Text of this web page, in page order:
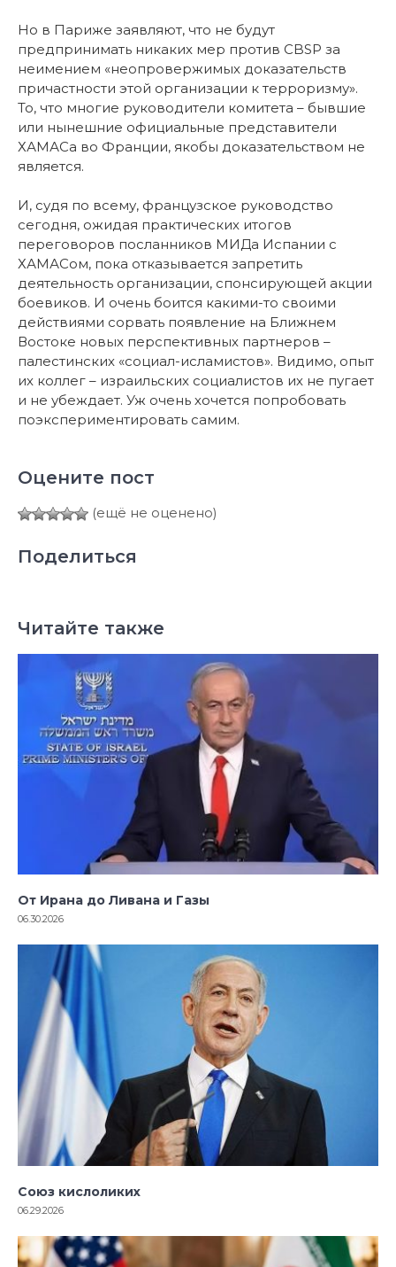
Но в Париже заявляют, что не будут
предпринимать никаких мер против CBSP за
неимением «неопровержимых доказательств
причастности этой организации к терроризму».
То, что многие руководители комитета – бывшие
или нынешние официальные представители
ХАМАСа во Франции, якобы доказательством не
является.
И, судя по всему, французское руководство
сегодня, ожидая практических итогов
переговоров посланников МИДа Испании с
ХАМАСом, пока отказывается запретить
деятельность организации, спонсирующей акции
боевиков. И очень боится какими-то своими
действиями сорвать появление на Ближнем
Востоке новых перспективных партнеров –
палестинских «социал-исламистов». Видимо, опыт
их коллег – израильских социалистов их не пугает
и не убеждает. Уж очень хочется попробовать
поэкспериментировать самим.
Оцените пост
(ещё не оценено)
Поделиться
Читайте также
От Ирана до Ливана и Газы
06.30.2026
Союз кислоликих
06.29.2026